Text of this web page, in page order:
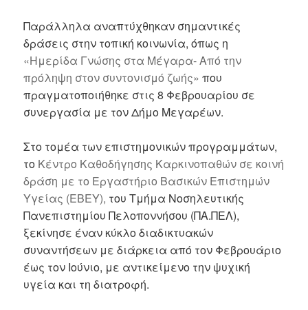
Παράλληλα αναπτύχθηκαν σημαντικές
δράσεις στην τοπική κοινωνία, όπως η
«Ημερίδα Γνώσης στα Μέγαρα- Από την
πρόληψη στον συντονισμό ζωής» που
πραγματοποιήθηκε στις 8 Φεβρουαρίου σε
συνεργασία με τον Δήμο Μεγαρέων.
Στο τομέα των επιστημονικών προγραμμάτων,
το Κέντρο Καθοδήγησης Καρκινοπαθών σε κοινή
δράση με το Εργαστήριο Βασικών Επιστημών
Υγείας (ΕΒΕΥ), του Τμήμα Νοσηλευτικής
Πανεπιστημίου Πελοποννήσου (ΠΑ.ΠΕΛ),
ξεκίνησε έναν κύκλο διαδικτυακών
συναντήσεων με διάρκεια από τον Φεβρουάριο
έως τον Ιούνιο, με αντικείμενο την ψυχική
υγεία και τη διατροφή.